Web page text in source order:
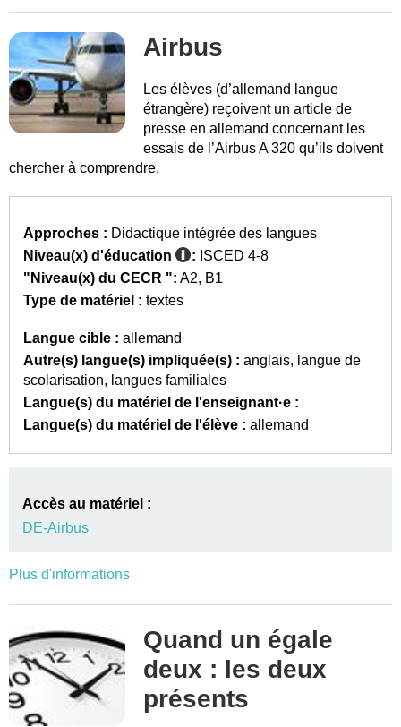
Airbus
Les élèves (d’allemand langue
étrangère) reçoivent un article de
presse en allemand concernant les
essais de l’Airbus A 320 qu’ils doivent
chercher à comprendre.
Approches : Didactique intégrée des langues
Niveau(x) d'éducation
: ISCED 4-8
"Niveau(x) du CECR ": A2
B1
Type de matériel : textes
Langue cible : allemand
Autre(s) langue(s) impliquée(s) : anglais
langue de
scolarisation
langues familiales
Langue(s) du matériel de l'enseignant·e :
Langue(s) du matériel de l'élève : allemand
Accès au matériel :
DE-Airbus
Plus d'informations
Quand un égale
deux : les deux
présents